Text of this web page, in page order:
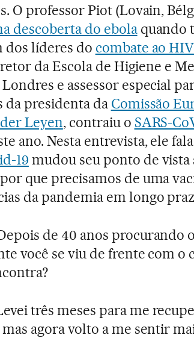
O professor Piot (Lovain,
descoberta do ebolaquando
dos líderes do combate ao
da Escola de Higiene e
e assessor especial
da presidenta da Comissão
Leyen, contraiu o SARS-
ano. Nesta entrevista, ele
19 mudou seu ponto de vista
que precisamos de uma
da pandemia em longo
de 40 anos procurando
você se viu de frente com o
três meses para me
agora volto a me sentir